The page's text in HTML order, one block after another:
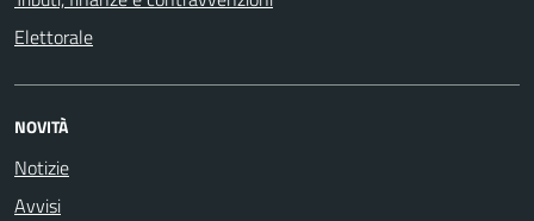
Elettorale
NOVITÀ
Notizie
Avvisi